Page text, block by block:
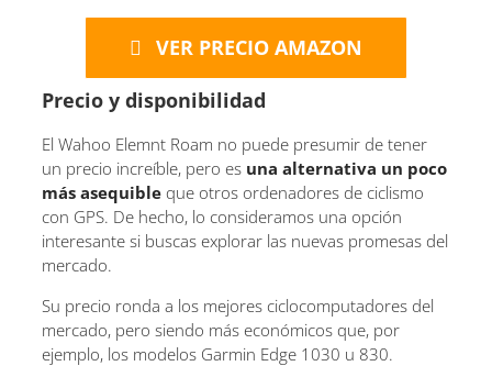
VER PRECIO AMAZON
Precio y disponibilidad
El Wahoo Elemnt Roam no puede presumir de tener
un precio increíble, pero es una alternativa un poco
más asequible que otros ordenadores de ciclismo
con GPS. De hecho, lo consideramos una opción
interesante si buscas explorar las nuevas promesas del
mercado.
Su precio ronda a los mejores ciclocomputadores del
mercado, pero siendo más económicos que, por
ejemplo, los modelos Garmin Edge 1030 u 830.